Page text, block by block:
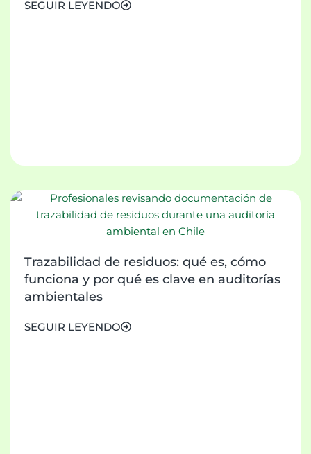
SEGUIR LEYENDO
Trazabilidad de residuos: qué es, cómo
funciona y por qué es clave en auditorías
ambientales
SEGUIR LEYENDO